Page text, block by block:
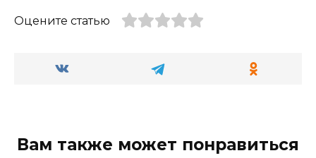
Оцените статью
Вам также может понравиться